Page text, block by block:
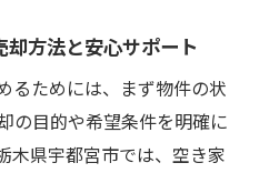
方法と安心サポート
るためには、まず物件の状
の目的や希望条件を明確に
木県宇都宮市では、空き家